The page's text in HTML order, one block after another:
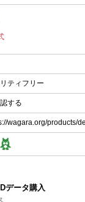
ティフリー
する
wagara.org/products/
データ購入